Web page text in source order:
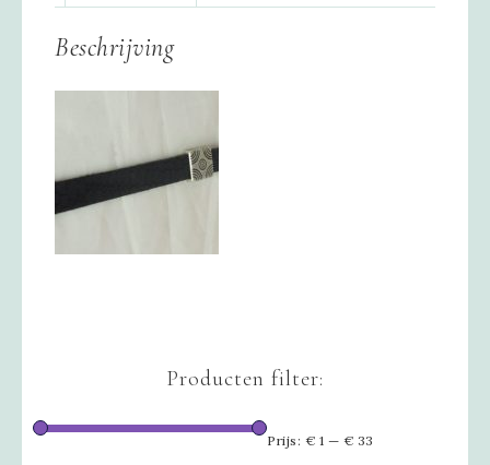
Beschrijving
Producten filter:
Prijs: € 1 — € 33